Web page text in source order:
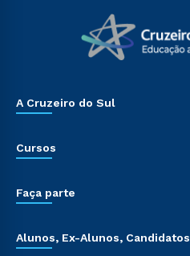
A Cruzeiro do Sul
Cursos
Faça parte
Alunos, Ex-Alunos, Candidatos